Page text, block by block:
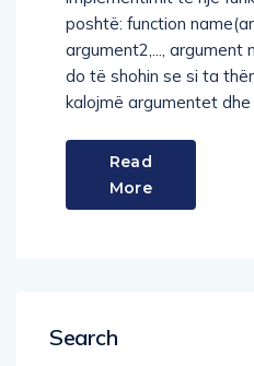
poshtë: function
argument2,...,
do të shohin se si ta
kalojmë argumentet
Read
More
Search